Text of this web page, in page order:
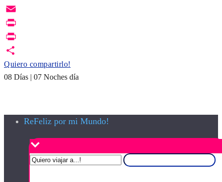
Copy
Link
Email
Print
PrintFriendly
Quiero compartirlo!
08 Días | 07 Noches día
ReFeliz por mi Mundo!